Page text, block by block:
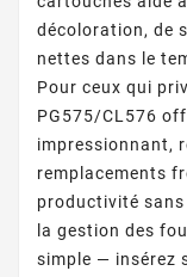
décoloration, de
nettes dans le
Pour ceux qui
PG575/CL576
impressionnant,
remplacements
productivité
la gestion des
simple — insérez